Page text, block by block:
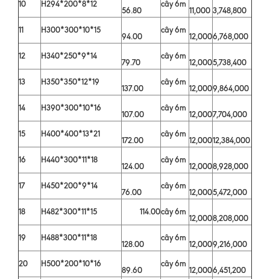
10 H294*200*8*12
56.80
cây 6m
11,000 3,748,800
11
H300*300*10*15
94.00
cây 6m
12,0006,768,000
12
H340*250*9*14
79.70
cây 6m
12,0005,738,400
13
H350*350*12*19
137.00
cây 6m
12,0009,864,000
14
H390*300*10*16
107.00
cây 6m
12,0007,704,000
15
H400*400*13*21
172.00
cây 6m
12,00012,384,000
16
H440*300*11*18
124.00
cây 6m
12,0008,928,000
17
H450*200*9*14
76.00
cây 6m
12,0005,472,000
18
H482*300*11*15 114.00cây 6m
12,0008,208,000
19
H488*300*11*18
128.00
cây 6m
12,0009,216,000
20
H500*200*10*16
89.60
cây 6m
12,0006,451,200